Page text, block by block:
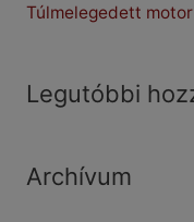
Túlmelegedett
Legutóbbi
Archívum